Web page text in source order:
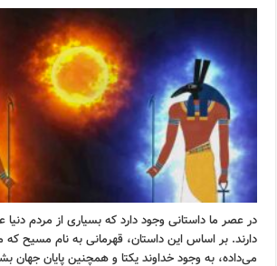
در عصر ما داستانی وجود دارد که بسیاری از مردم دنیا
دارند. بر اساس این داستان، قهرمانی به نام مسیح که
می‌داده، به وجود خداوند یکتا و همچنین پایان جهان